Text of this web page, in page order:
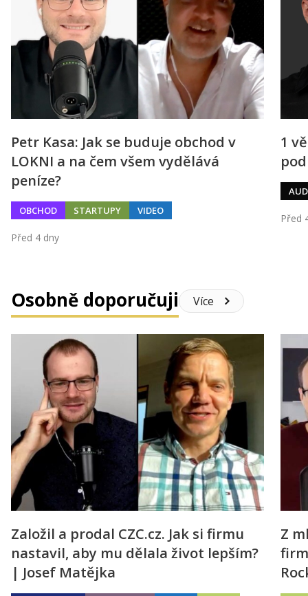
Petr Kasa: Jak se buduje obchod v
LOKNI a na čem všem vydělává
peníze?
OBCHOD STARTUPY VIDEO
Před 4 dny
1
Před
Osobně doporučuji Více
Založil a prodal CZC.cz. Jak si firmu
nastavil, aby mu dělala život lepším?
| Josef Matějka
Z